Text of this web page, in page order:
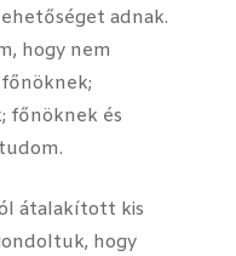
adnak.
hogy nem
főnöknek és
átalakított kis
hogy